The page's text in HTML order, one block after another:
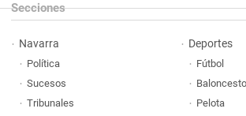
Secciones
Navarra
Política
Sucesos
Tribunales
Deportes
Fútbol
Baloncesto
Pelota